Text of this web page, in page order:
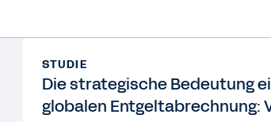
STUDIE
Die strategische Bedeutung
globalen Entgeltabrechnung: